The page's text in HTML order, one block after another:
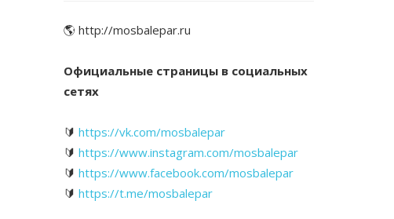
🌎 http://mosbalepar.ru
Официальные страницы в социальных
сетях
🔰 https://vk.com/mosbalepar
🔰 https://www.instagram.com/mosbalepar
🔰 https://www.facebook.com/mosbalepar
🔰 https://t.me/mosbalepar